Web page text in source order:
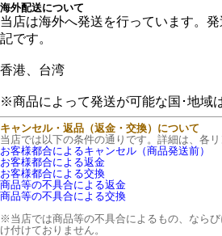
海外配送について
当店は海外へ発送を行っています。
記です。
香港、台湾
※商品によって発送が可能な国･地域
キャンセル・返品（返金・交換）について
当店では以下の条件の通りです。詳細は、各リ
お客様都合によるキャンセル（商品発送前）
お客様都合による返金
お客様都合による交換
商品等の不具合による返金
商品等の不具合による交換
※当店では商品等の不具合によるもの、なら
け付けておりません。